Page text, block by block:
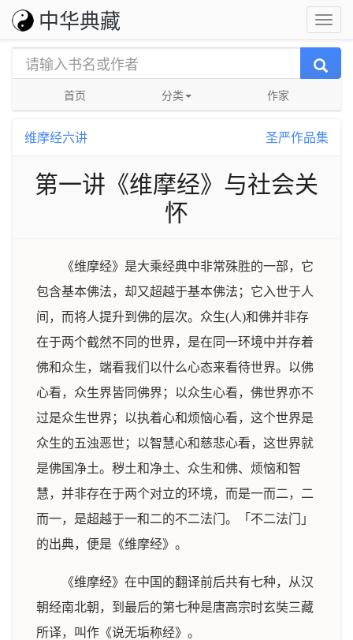
中华典藏
首页 分类 作家
维摩经六讲 圣严作品集
第一讲《维摩经》与社会关
怀
《维摩经》是大乘经典中非常殊胜的一部，它
包含基本佛法，却又超越于基本佛法；它入世于人
间，而将人提升到佛的层次。众生(人)和佛并非存
在于两个截然不同的世界，是在同一环境中并存着
佛和众生，端看我们以什么心态来看待世界。以佛
心看，众生界皆同佛界；以众生心看，佛世界亦不
过是众生世界；以执着心和烦恼心看，这个世界是
众生的五浊恶世；以智慧心和慈悲心看，这世界就
是佛国净土。秽土和净土、众生和佛、烦恼和智
慧，并非存在于两个对立的环境，而是一而二，二
而一，是超越于一和二的不二法门。「不二法门」
的出典，便是《维摩经》。
《维摩经》在中国的翻译前后共有七种，从汉
朝经南北朝，到最后的第七种是唐高宗时玄奘三藏
所译，叫作《说无垢称经》。